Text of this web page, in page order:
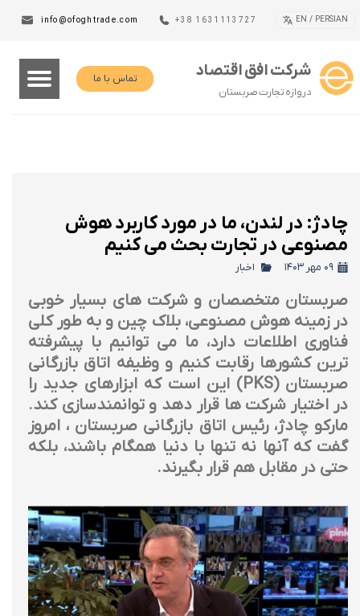
+38 1631113727
info@ofoghtrade.com
شرکت افق اقتصاد
دروازه تجارت صربستان
تماس با ما
EN / PERSIAN
چادژ: در لندن، ما در مورد کاربرد هوش
مصنوعی در تجارت بحث می کنیم
۰۹ مهر ۱۴۰۳ اخبار
صربستان متخصصان و شرکت های بسیار خوبی
در زمینه هوش مصنوعی، بلاک چین و به طور کلی
فناوری اطلاعات دارد، ما می توانیم با پیشرفته
ترین کشورها رقابت کنیم و وظیفه اتاق بازرگانی
صربستان (PKS) این است که ابزارهای جدید را
در اختیار شرکت ها قرار دهد و توانمندسازی کند.
مارکو چادژ، رئیس اتاق بازرگانی صربستان ، امروز
گفت که آنها نه تنها با دنیا همگام باشند، بلکه
حتی در مقابل هم قرار بگیرند.